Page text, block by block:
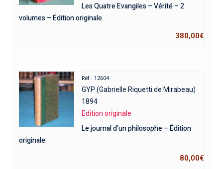
Les Quatre Evangiles – Vérité – 2
volumes – Édition originale.
380,00€
Réf : 12604
GYP (Gabrielle Riquetti de Mirabeau)
1894
Edition originale
Le journal d’un philosophe – Édition
originale.
80,00€